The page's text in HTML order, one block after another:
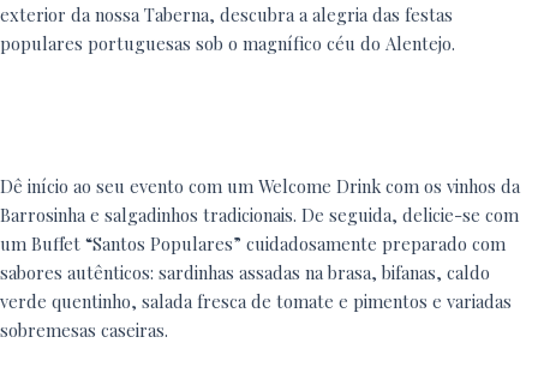
exterior da nossa Taberna, descubra a alegria das festas
populares portuguesas sob o magnífico céu do Alentejo.
Dê início ao seu evento com um Welcome Drink com os vinhos da
Barrosinha e salgadinhos tradicionais. De seguida, delicie-se com
um Buffet “Santos Populares” cuidadosamente preparado com
sabores autênticos: sardinhas assadas na brasa, bifanas, caldo
verde quentinho, salada fresca de tomate e pimentos e variadas
sobremesas caseiras.